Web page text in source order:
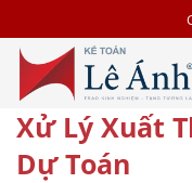
Xử Lý Xuất
Dự Toán